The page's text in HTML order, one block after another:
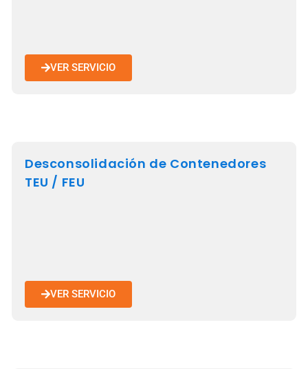
VER SERVICIO
Desconsolidación de Contenedores
TEU / FEU
VER SERVICIO